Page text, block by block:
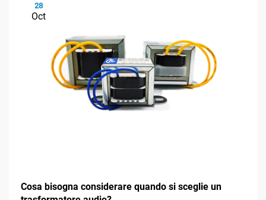
28
Oct
Cosa bisogna considerare quando si sceglie un